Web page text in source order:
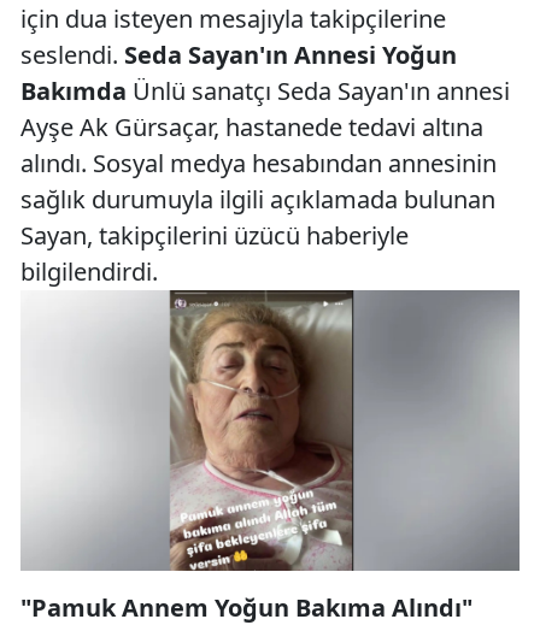
için dua isteyen mesajıyla takipçilerine
seslendi. Seda Sayan'ın Annesi Yoğun
Bakımda Ünlü sanatçı Seda Sayan'ın annesi
Ayşe Ak Gürsaçar, hastanede tedavi altına
alındı. Sosyal medya hesabından annesinin
sağlık durumuyla ilgili açıklamada bulunan
Sayan, takipçilerini üzücü haberiyle
bilgilendirdi.
"Pamuk Annem Yoğun Bakıma Alındı"